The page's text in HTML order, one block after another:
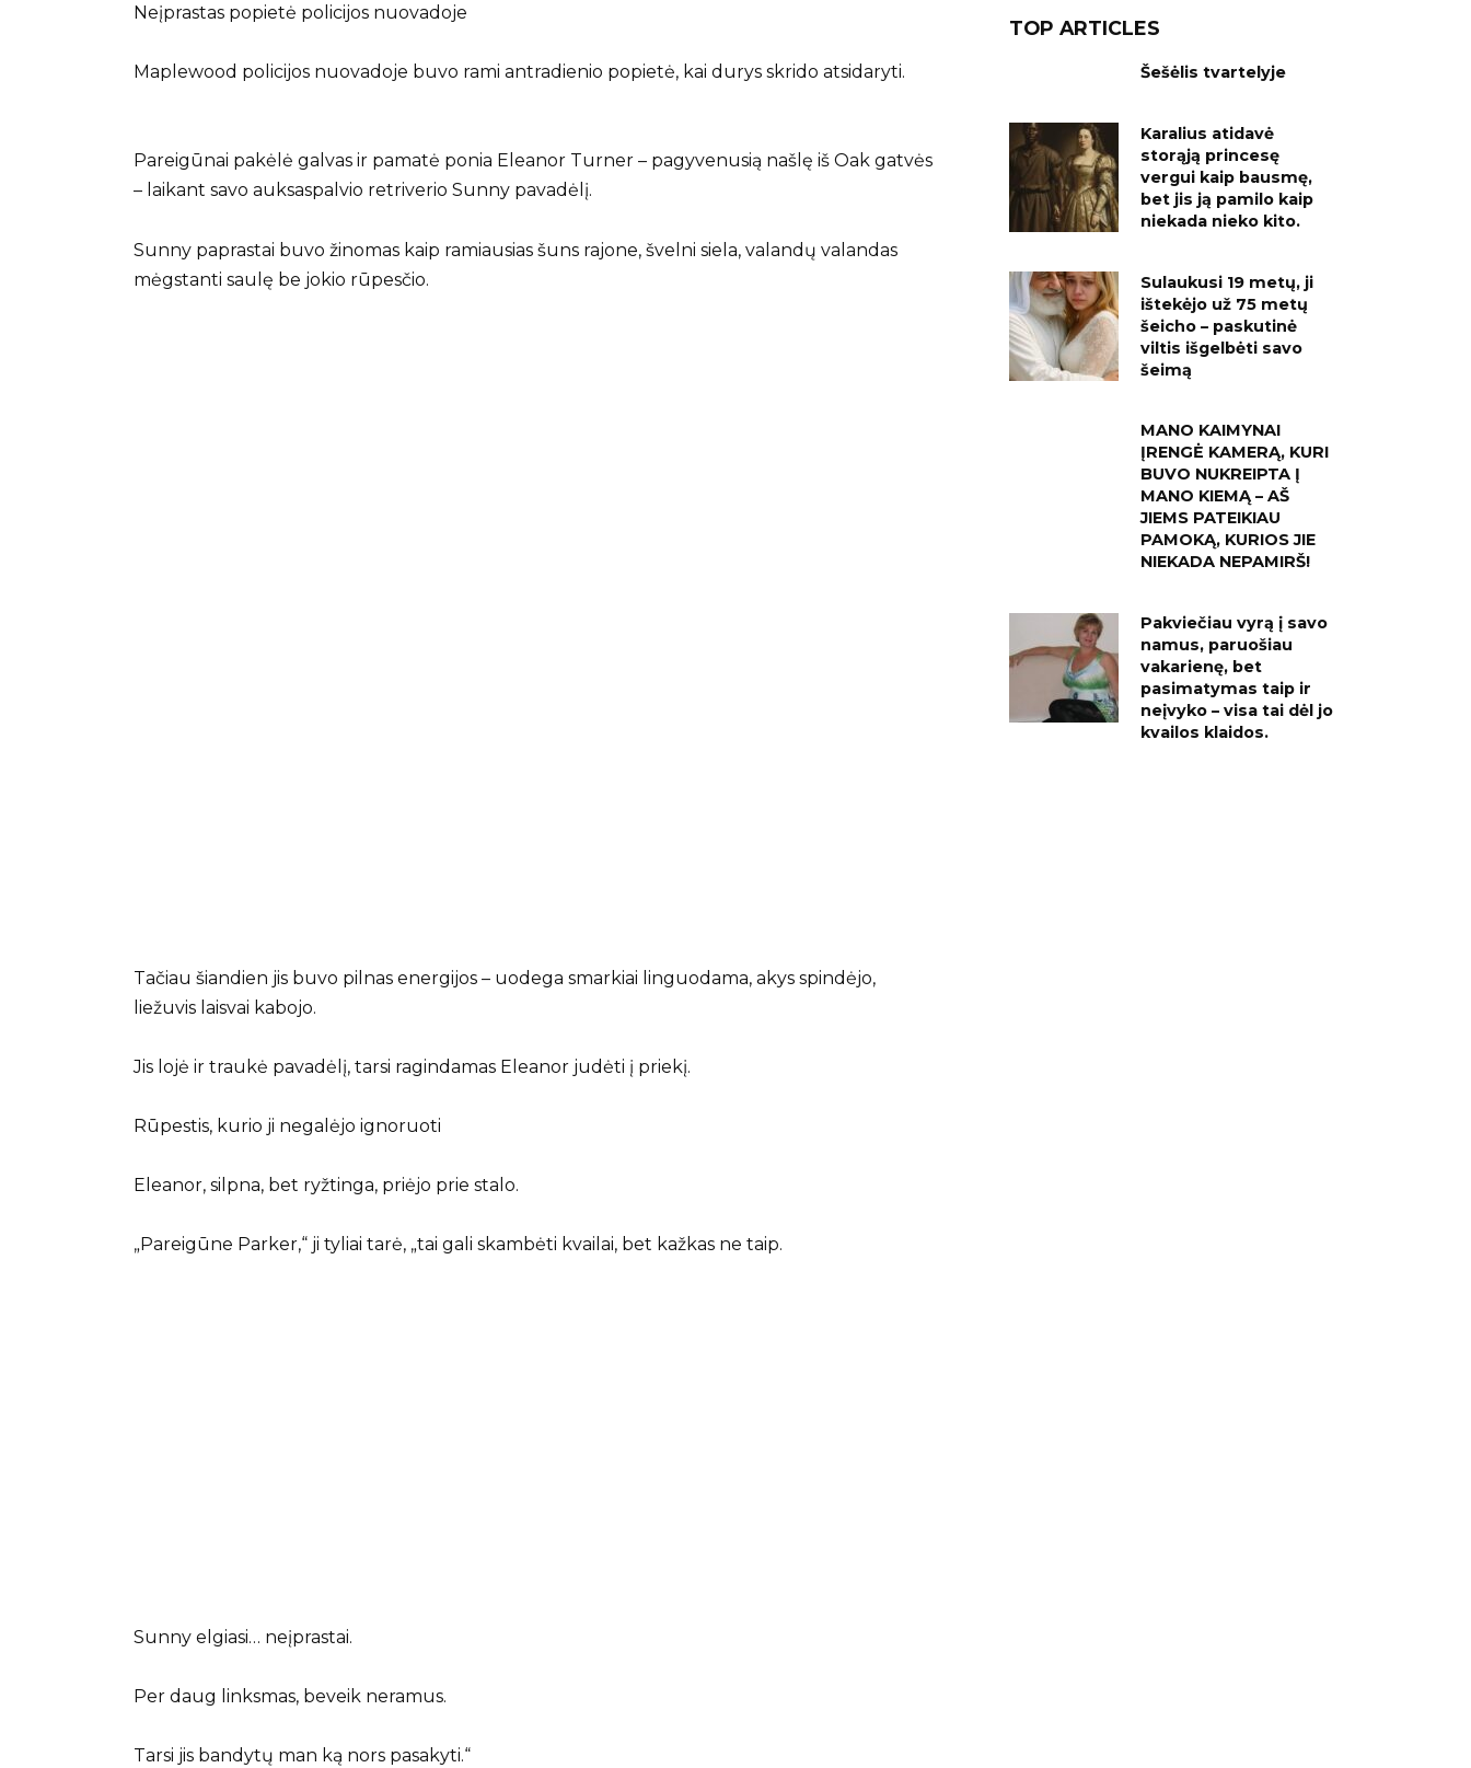
Neįprastas popietė policijos nuovadoje
Maplewood policijos nuovadoje buvo rami antradienio popietė, kai durys skrido atsidaryti.
Pareigūnai pakėlė galvas ir pamatė ponia Eleanor Turner – pagyvenusią našlę iš Oak gatvės
– laikant savo auksaspalvio retriverio Sunny pavadėlį.
Sunny paprastai buvo žinomas kaip ramiausias šuns rajone, švelni siela, valandų valandas
mėgstanti saulę be jokio rūpesčio.
Tačiau šiandien jis buvo pilnas energijos – uodega smarkiai linguodama, akys spindėjo,
liežuvis laisvai kabojo.
Jis lojė ir traukė pavadėlį, tarsi ragindamas Eleanor judėti į priekį.
Rūpestis, kurio ji negalėjo ignoruoti
Eleanor, silpna, bet ryžtinga, priėjo prie stalo.
„Pareigūne Parker,“ ji tyliai tarė, „tai gali skambėti kvailai, bet kažkas ne taip.
Sunny elgiasi… neįprastai.
Per daug linksmas, beveik neramus.
Tarsi jis bandytų man ką nors pasakyti.“
TOP ARTICLES
Šešėlis tvartelyje
Karalius atidavė
storąją princesę
vergui kaip bausmę,
bet jis ją pamilo kaip
niekada nieko kito.
Sulaukusi 19 metų, ji
ištekėjo už 75 metų
šeicho – paskutinė
viltis išgelbėti savo
šeimą
MANO KAIMYNAI
ĮRENGĖ KAMERĄ, KURI
BUVO NUKREIPTA Į
MANO KIEMĄ – AŠ
JIEMS PATEIKIAU
PAMOKĄ, KURIOS JIE
NIEKADA NEPAMIRŠ!
Pakviečiau vyrą į savo
namus, paruošiau
vakarienę, bet
pasimatymas taip ir
neįvyko – visa tai dėl jo
kvailos klaidos.